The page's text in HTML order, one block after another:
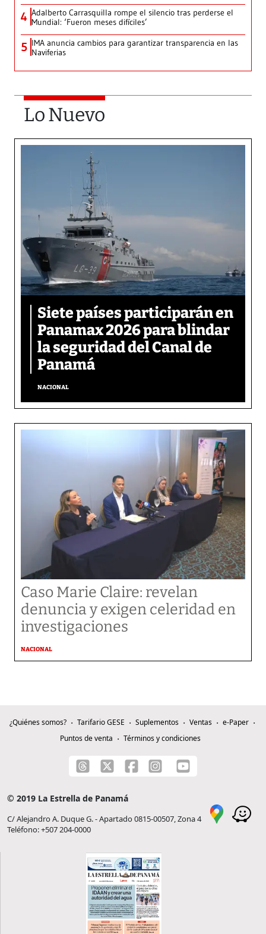
4 Adalberto Carrasquilla rompe el silencio tras perderse el
Mundial: ‘Fueron meses difíciles’
5 IMA anuncia cambios para garantizar transparencia en las
Naviferias
Lo Nuevo
Siete países participarán en
Panamax 2026 para blindar
la seguridad del Canal de
Panamá
NACIONAL
Caso Marie Claire: revelan
denuncia y exigen celeridad en
investigaciones
NACIONAL
¿Quiénes somos? Tarifario GESE Suplementos Ventas
e-Paper
Puntos de venta
Términos y condiciones
© 2019 La Estrella de Panamá
C/ Alejandro A. Duque G. - Apartado 0815-00507, Zona 4
Teléfono: +507 204-0000